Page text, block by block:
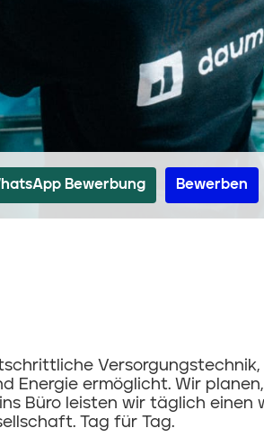
Bewerbung Bewerben
Energie ermöglicht. Wir
Büro leisten wir täglich
Tag für Tag.